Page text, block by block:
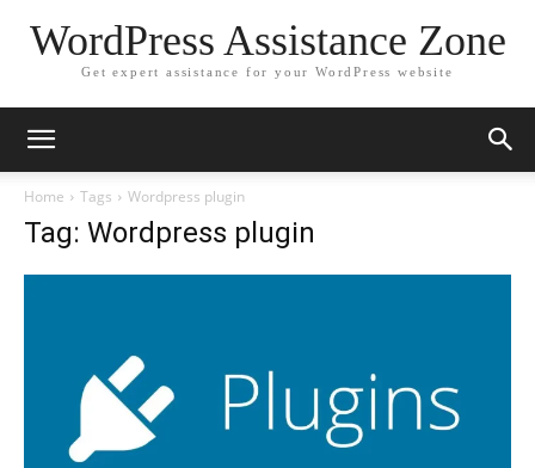
WordPress Assistance Zone
Get expert assistance for your WordPress website
Home Tags Wordpress plugin
Tag: Wordpress plugin